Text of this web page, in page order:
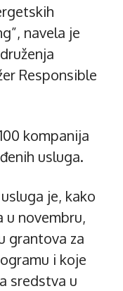
navela je
Responsible
kompanija
usluga.
je, kako
u novembru,
grantova za
i koje
sredstva u